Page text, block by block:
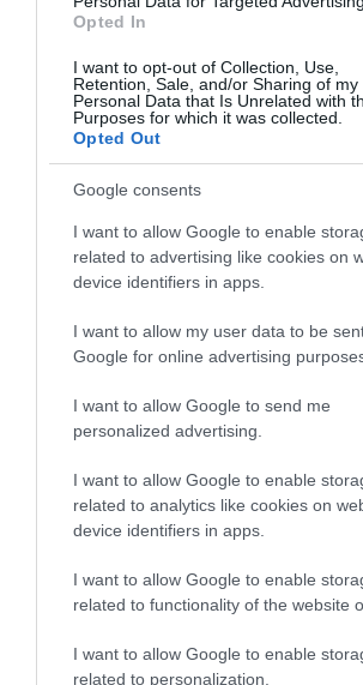
Opted In
I want to opt-out of Collection, Use,
Retention, Sale, and/or Sharing of my
Personal Data that Is Unrelated with
Purposes for which it was collected.
Opted Out
Google consents
I want to allow Google to enable
related to advertising like cookies on
device identifiers in apps.
I want to allow my user data to be
Google for online advertising
I want to allow Google to send me
personalized advertising.
I want to allow Google to enable
related to analytics like cookies on
device identifiers in apps.
I want to allow Google to enable
related to functionality of the website
I want to allow Google to enable
related to personalization.
This Simple Trick Removes All
Your Body!
291 143 349
1 h 41 min
One Teaspoon And All The
Die Instantly